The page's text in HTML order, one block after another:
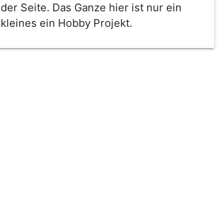
der Seite. Das Ganze hier ist nur ein
kleines ein Hobby Projekt.